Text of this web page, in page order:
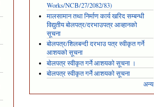
Works/NCB/27/2082/83)
मालसामान तथा निर्माण कार्य खरिद सम्बन्धी
विद्युतीय बोलपत्र/दरभाउपत्र आव्हानको
सूचना
बोलपत्र/शिलबन्दी दरभाउ पत्र स्वीकृत गर्ने
आशयको सूचना
बोलपत्र स्वीकृत गर्ने आशयको सूचना ।
बोलपत्र स्वीकृत गर्ने आशयको सूचना
अन्य